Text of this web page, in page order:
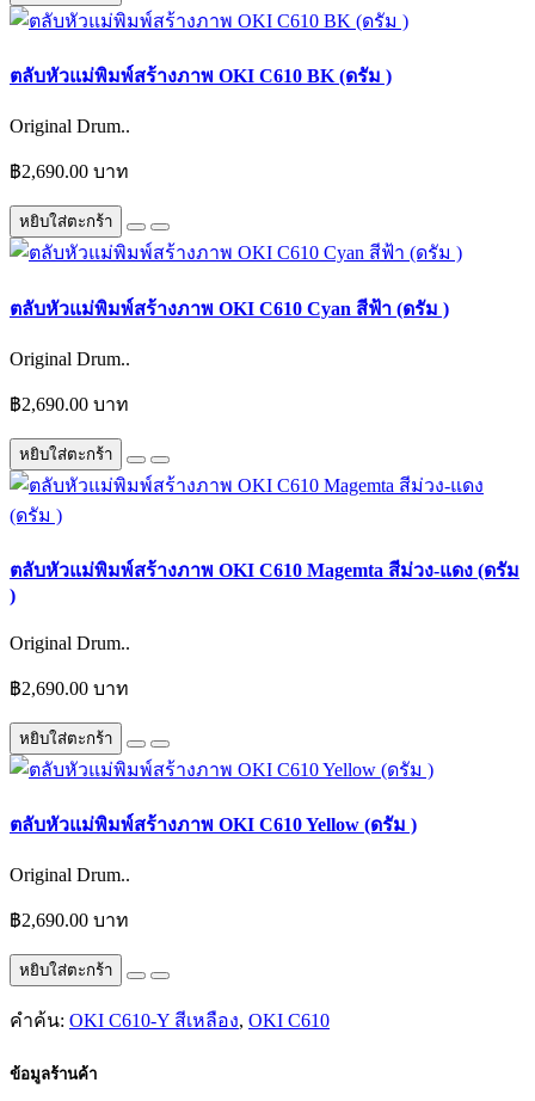
ตลับหัวแม่พิมพ์สร้างภาพ OKI C610 BK (ดรัม )
Original Drum..
฿2,690.00 บาท
หยิบใส่ตะกร้า
ตลับหัวแม่พิมพ์สร้างภาพ OKI C610 Cyan สีฟ้า (ดรัม )
Original Drum..
฿2,690.00 บาท
หยิบใส่ตะกร้า
ตลับหัวแม่พิมพ์สร้างภาพ OKI C610 Magemta สีม่วง-แดง (ดรัม
)
Original Drum..
฿2,690.00 บาท
หยิบใส่ตะกร้า
ตลับหัวแม่พิมพ์สร้างภาพ OKI C610 Yellow (ดรัม )
Original Drum..
฿2,690.00 บาท
หยิบใส่ตะกร้า
คำค้น: OKI C610-Y สีเหลือง, OKI C610
ข้อมูลร้านค้า